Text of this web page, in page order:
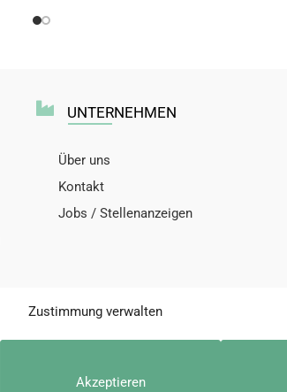
Zustimmung verwalten
Akzeptieren
UNTERNEHMEN
Über uns
Kontakt
Jobs / Stellenanzeigen